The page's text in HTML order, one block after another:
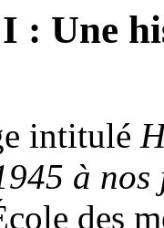
: Une
intitulé
à nos
des